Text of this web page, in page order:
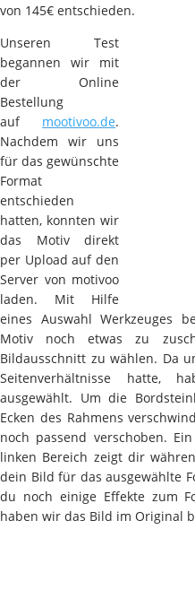
von 145€ entschieden.
Unseren Test
begannen wir mit
der Online
Bestellung
auf mootivoo.de.
Nachdem wir uns
für das gewünschte
Format
entschieden
hatten, konnten wir
das Motiv direkt
per Upload auf den
Server von motivoo
laden. Mit Hilfe
eines Auswahl Werkzeuges
Motiv noch etwas zu
Bildausschnitt zu wählen. Da
Seitenverhältnisse hatte,
ausgewählt. Um die
Ecken des Rahmens
noch passend verschoben.
linken Bereich zeigt dir
dein Bild für das ausgewählte
du noch einige Effekte zum
haben wir das Bild im Original